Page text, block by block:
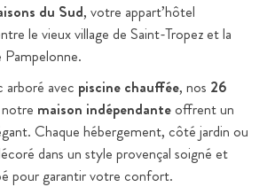
du Sud, votre appart’hôtel
le vieux village de Saint-Tropez et la
avec piscine chauffée, nos 26
maison indépendanteoffrent un
Chaque hébergement, côté jardin ou
dans un style provençal soigné et
pour garantir votre confort.